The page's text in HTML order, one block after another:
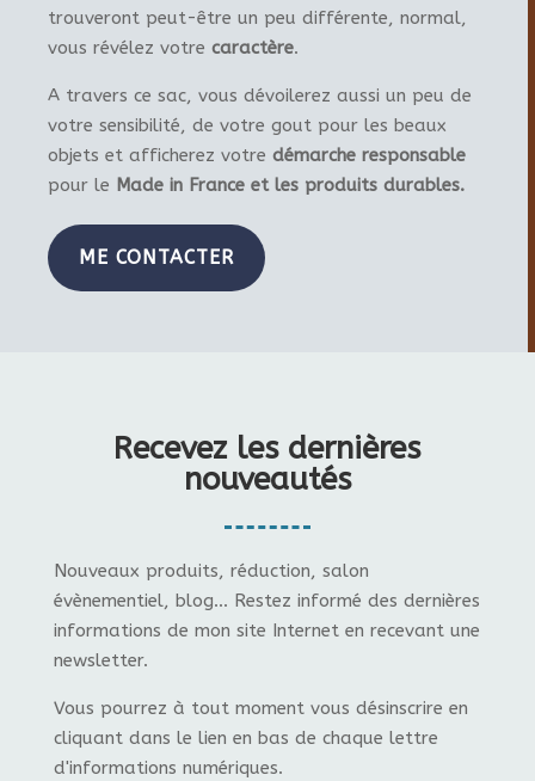
trouveront peut-être un peu différente, normal,
vous révélez votre caractère.
A travers ce sac, vous dévoilerez aussi un peu de
votre sensibilité, de votre gout pour les beaux
objets et afficherez votre démarche responsable
pour le Made in France et les produits durables.
ME CONTACTER
Recevez les dernières
nouveautés
Nouveaux produits, réduction, salon
évènementiel, blog... Restez informé des dernières
informations de mon site Internet en recevant une
newsletter.
Vous pourrez à tout moment vous désinscrire en
cliquant dans le lien en bas de chaque lettre
d'informations numériques.